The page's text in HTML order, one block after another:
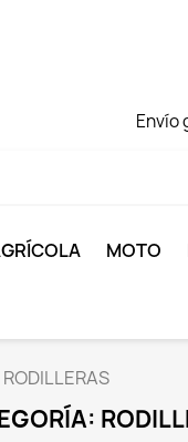
Envío
MOTO
RODILLERAS